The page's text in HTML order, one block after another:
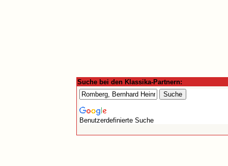
Suche bei den Klassika-Partnern:
Benutzerdefinierte Suche